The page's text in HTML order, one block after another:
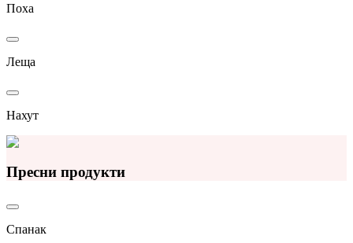
Поха
Леща
Нахут
Пресни продукти
Спанак